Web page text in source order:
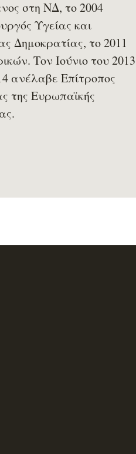
στη ΝΔ, το 2004
Υγείας και
Δημοκρατίας, το 2011
Τον Ιούνιο του 2013
ανέλαβε Επίτροπος
της Ευρωπαϊκής